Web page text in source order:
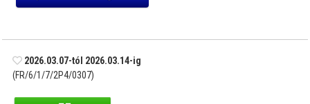
2026.03.07-tól 2026.03.14-ig
(FR/6/1/7/2P4/0307)